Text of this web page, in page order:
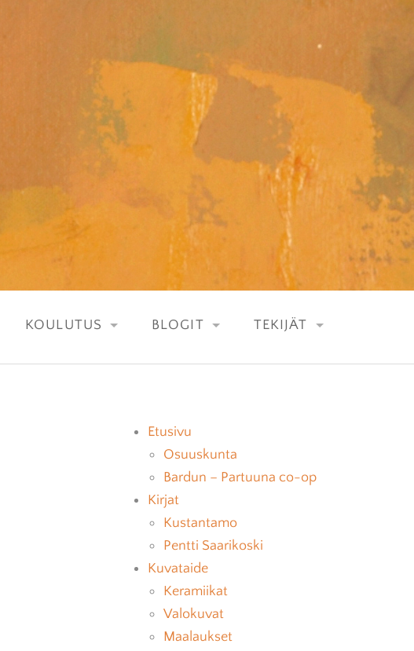
KOULUTUS
MINDFULNESS
TOHTORIEN VASTAANOTTO
BLOGIT
PARTUUNALOKI
TEKIJÄT
JÄSENET
Etusivu
Osuuskunta
Bardun – Partuuna co-op
Kirjat
Kustantamo
Pentti Saarikoski
Kuvataide
Keramiikat
Valokuvat
Maalaukset